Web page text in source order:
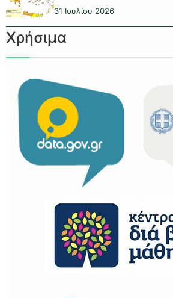
31 Ιουλίου 2026
Χρήσιμα